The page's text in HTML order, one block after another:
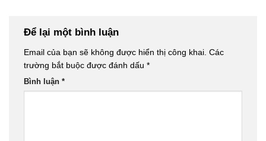
Để lại một bình luận
Email của bạn sẽ không được hiển thị công khai. Các
trường bắt buộc được đánh dấu *
Bình luận *